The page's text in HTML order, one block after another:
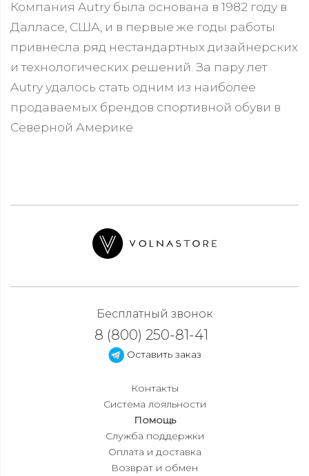
Компания Autry была основана в 1982 году в
Далласе, США, и в первые же годы работы
привнесла ряд нестандартных дизайнерских
и технологических решений. За пару лет
Autry удалось стать одним из наиболее
продаваемых брендов спортивной обуви в
Северной Америке
Бесплатный звонок
8 (800) 250-81-41
Оставить заказ
Контакты
Система лояльности
Помощь
Служба поддержки
Оплата и доставка
Возврат и обмен